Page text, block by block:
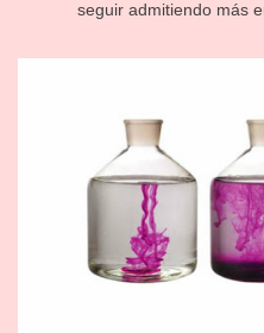
seguir admitiendo más